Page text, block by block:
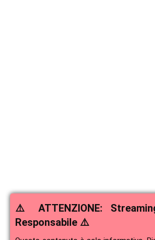
⚠️ ATTENZIONE:
Responsabile ⚠️